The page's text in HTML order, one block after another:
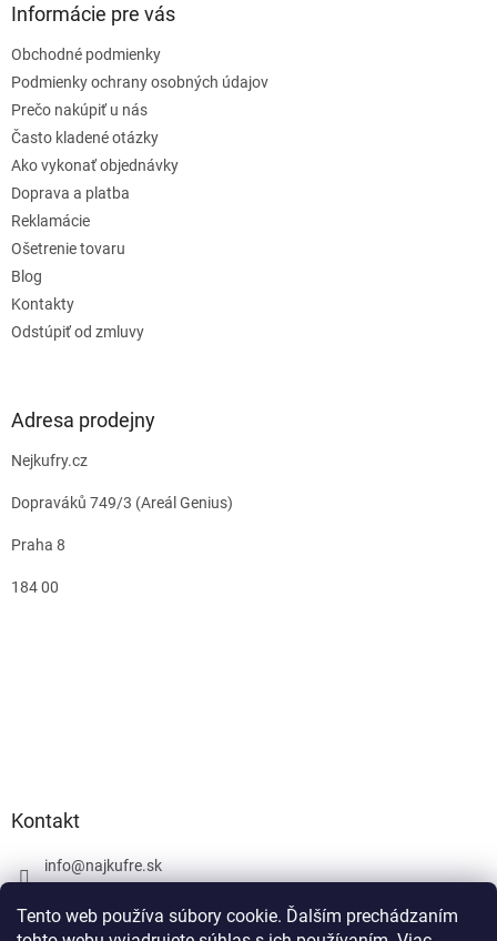
Tento web používa súbory cookie. Ďalším prechádzaním
Informácie pre vás
Obchodné podmienky
Podmienky ochrany osobných údajov
Prečo nakúpiť u nás
Často kladené otázky
Ako vykonať objednávky
Doprava a platba
Reklamácie
Ošetrenie tovaru
Blog
Kontakty
Odstúpiť od zmluvy
Adresa prodejny
Nejkufry.cz
Dopraváků 749/3 (Areál Genius)
Praha 8
184 00
Kontakt
info@najkufre.sk
Facebook